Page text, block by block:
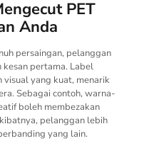
PET
Anda
persaingan, pelanggan
pertama. Label
visual yang kuat, menarik
Sebagai contoh, warna-
boleh membezakan
pelanggan lebih
yang lain.